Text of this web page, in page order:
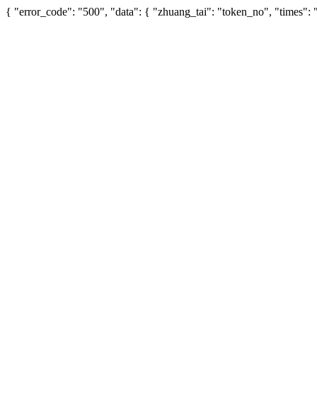
{ "error_code": "500", "data": { "zhuang_tai": "token_no", "times":